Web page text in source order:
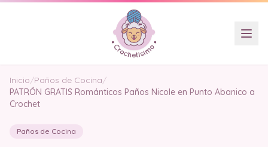
Inicio/Paños de Cocina/
PATRÓN GRATIS Románticos Paños Nicole en Punto Abanico a
Crochet
Paños de Cocina